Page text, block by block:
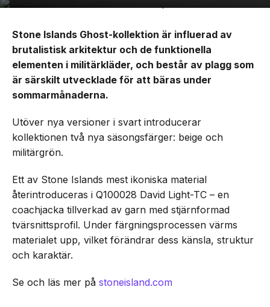
Stone Islands Ghost-kollektion är influerad av
brutalistisk arkitektur och de funktionella
elementen i militärkläder, och består av plagg som
är särskilt utvecklade för att bäras under
sommarmånaderna.
Utöver nya versioner i svart introducerar
kollektionen två nya säsongsfärger: beige och
militärgrön.
Ett av Stone Islands mest ikoniska material
återintroduceras i Q100028 David Light-TC – en
coachjacka tillverkad av garn med stjärnformad
tvärsnittsprofil. Under färgningsprocessen värms
materialet upp, vilket förändrar dess känsla, struktur
och karaktär.
Se och läs mer på stoneisland.com